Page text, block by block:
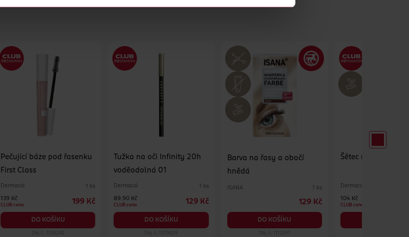
Pečující báze pod řasenku
First Class
Dermacol 1 ks
139 Kč
CLUB cena 199 Kč
DO KOŠÍKU
Obj. č.: 1035230
Tužka na oči Infinity 20h
voděodolná 01
Dermacol 1 ks
89.90 Kč
CLUB cena 129 Kč
DO KOŠÍKU
Obj. č.: 1370829
Barva na řasy a obočí
hnědá
ISANA 1 ks
129 Kč
DO KOŠÍKU
Obj. č.: 1113297
Šětec na oční stíny
Dermacol
104 Kč
CLUB cena